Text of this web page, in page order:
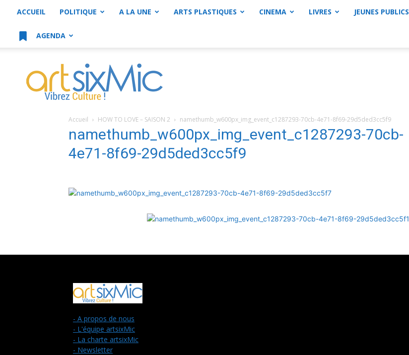
ACCUEIL POLITIQUE A LA UNE ARTS PLASTIQUES CINEMA LIVRES JEUNES PUBLICS
AGENDA
artsixMic
Accueil HOW TO LOVE – SAISON 2 namethumb_w600px_img_event_c1287293-70cb-4e71-8f69-29d5ded3cc5f9
namethumb_w600px_img_event_c1287293-70cb-
4e71-8f69-29d5ded3cc5f9
- A propos de nous
- L'équipe artsixMic
- La charte artsixMic
- Newsletter